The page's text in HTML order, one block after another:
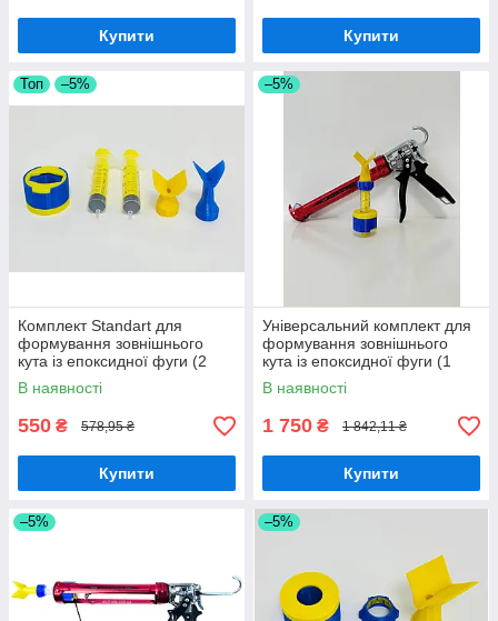
Купити Купити
Топ –5%
Комплект Standart для
формування зовнішнього
кута із епоксидної фуги (2
шпателя + 2 шприца +тримач
шприца)
В наявності
550 ₴ 578,95 ₴
Купити
–5%
Універсальний комплект для
формування зовнішнього
кута із епоксидної фуги (1
шпатель +1 шприц
+держатель шприца
В наявності
1 750 ₴ 1 842,11 ₴
Купити
–5% –5%